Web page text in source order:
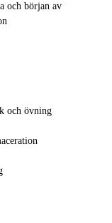
och början av
och övning